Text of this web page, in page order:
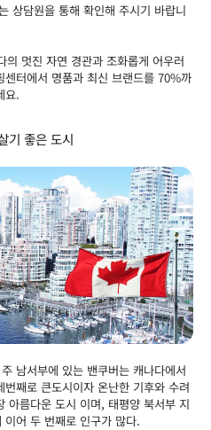
상담원을 통해 확인해 주시기 바랍니
의 멋진 자연 경관과 조화롭게 어우러
센터에서 명품과 최신 브랜드를 70%까
요.
기 좋은 도시
남서부에 있는 밴쿠버는 캐나다에서
째로 큰도시이자 온난한 기후와 수려
아름다운 도시 이며, 태평양 북서부 지
이어 두 번째로 인구가 많다.